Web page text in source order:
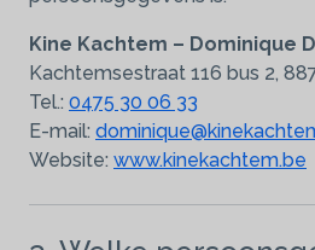
Kine Kachtem – Dominique
Kachtemsestraat 116 bus 2,
Tel.: 0475 30 06 33
E-mail:
Website: www.kinekachtem.be